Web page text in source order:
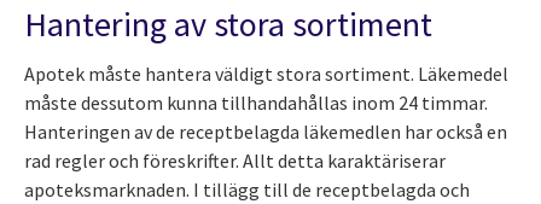
Hantering av stora sortiment
Apotek måste hantera väldigt stora sortiment. Läkemedel
måste dessutom kunna tillhandahållas inom 24 timmar.
Hanteringen av de receptbelagda läkemedlen har också en
rad regler och föreskrifter. Allt detta karaktäriserar
apoteksmarknaden. I tillägg till de receptbelagda och